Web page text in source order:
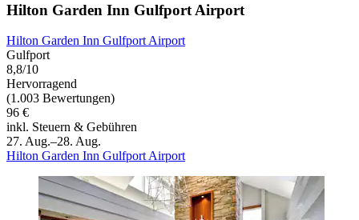
Hilton Garden Inn Gulfport Airport
Hilton Garden Inn Gulfport Airport
Gulfport
8,8/10
Hervorragend
(1.003 Bewertungen)
96 €
inkl. Steuern & Gebühren
27. Aug.–28. Aug.
Hilton Garden Inn Gulfport Airport